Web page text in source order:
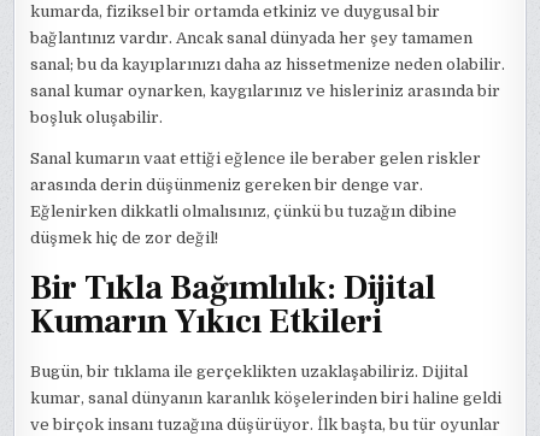
kumarda, fiziksel bir ortamda etkiniz ve duygusal bir
bağlantınız vardır. Ancak sanal dünyada her şey tamamen
sanal; bu da kayıplarınızı daha az hissetmenize neden olabilir.
sanal kumar oynarken, kaygılarınız ve hisleriniz arasında bir
boşluk oluşabilir.
Sanal kumarın vaat ettiği eğlence ile beraber gelen riskler
arasında derin düşünmeniz gereken bir denge var.
Eğlenirken dikkatli olmalısınız, çünkü bu tuzağın dibine
düşmek hiç de zor değil!
Bir Tıkla Bağımlılık: Dijital
Kumarın Yıkıcı Etkileri
Bugün, bir tıklama ile gerçeklikten uzaklaşabiliriz. Dijital
kumar, sanal dünyanın karanlık köşelerinden biri haline geldi
ve birçok insanı tuzağına düşürüyor. İlk başta, bu tür oyunlar